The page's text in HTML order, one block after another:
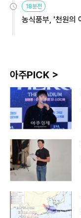
18분전
농식품부, '천원의
아주PICK >